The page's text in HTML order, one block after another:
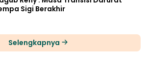
Sigi Berakhir
Selengkapnya